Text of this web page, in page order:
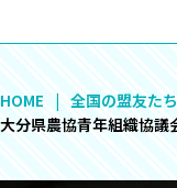
HOME 全国の盟友たち
大分県農協青年組織協